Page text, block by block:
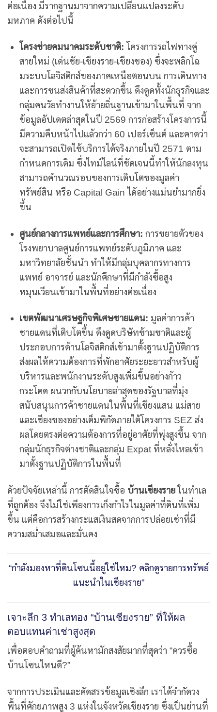
ต่อเนื่อง มีรากฐานมาจากความเปลี่ยนแปลงระดับ
มหภาค ดังต่อไปนี้
โครงข่ายคมนาคมระดับชาติ: โครงการรถไฟทางคู่
สายใหม่ (เด่นชัย-เชียงราย-เชียงของ) ซึ่งจะพลิกโฉ
มระบบโลจิสติกส์ของภาคเหนือตอนบน การเดินทาง
และการขนส่งสินค้าที่สะดวกขึ้น ดึงดูดทั้งนักธุรกิจและ
กลุ่มคนวัยทำงานให้ย้ายถิ่นฐานเข้ามาในพื้นที่ จาก
ข้อมูลอัปเดตล่าสุดในปี 2569 การก่อสร้างโครงการนี้
มีความคืบหน้าไปแล้วกว่า 60 เปอร์เซ็นต์ และคาดว่า
จะสามารถเปิดใช้บริการได้จริงภายในปี 2571 ตาม
กำหนดการเดิม ซึ่งไทม์ไลน์ที่ชัดเจนนี้ทำให้นักลงทุน
สามารถคำนวณรอบของการเติบโตของมูลค่า
ทรัพย์สิน หรือ Capital Gain ได้อย่างแม่นยำมากยิ่ง
ขึ้น
ศูนย์กลางการแพทย์และการศึกษา: การขยายตัวของ
โรงพยาบาลศูนย์การแพทย์ระดับภูมิภาค และ
มหาวิทยาลัยชั้นนำ ทำให้มีกลุ่มบุคลากรทางการ
แพทย์ อาจารย์ และนักศึกษาที่มีกำลังซื้อสูง
หมุนเวียนเข้ามาในพื้นที่อย่างต่อเนื่อง
เขตพัฒนาเศรษฐกิจพิเศษชายแดน: มูลค่าการค้า
ชายแดนที่เติบโตขึ้น ดึงดูดบริษัทข้ามชาติและผู้
ประกอบการด้านโลจิสติกส์เข้ามาตั้งฐานปฏิบัติการ
ส่งผลให้ความต้องการที่พักอาศัยระยะยาวสำหรับผู้
บริหารและพนักงานระดับสูงเพิ่มขึ้นอย่างก้าว
กระโดด ผนวกกับนโยบายล่าสุดของรัฐบาลที่มุ่ง
สนับสนุนการค้าชายแดนในพื้นที่เชียงแสน แม่สาย
และเชียงของอย่างเต็มพิกัดภายใต้โครงการ SEZ ส่ง
ผลโดยตรงต่อความต้องการที่อยู่อาศัยที่พุ่งสูงขึ้น จาก
กลุ่มนักธุรกิจต่างชาติและกลุ่ม Expat ที่หลั่งไหลเข้า
มาตั้งฐานปฏิบัติการในพื้นที่
ด้วยปัจจัยเหล่านี้ การตัดสินใจซื้อ บ้านเชียงรายในทำเล
ที่ถูกต้อง จึงไม่ใช่เพียงการเก็งกำไรในมูลค่าที่ดินที่เพิ่ม
ขึ้น แต่คือการสร้างกระแสเงินสดจากการปล่อยเช่าที่มี
ความสม่ำเสมอและมั่นคง
“กำลังมองหาที่ดินโซนนี้อยู่ใช่ไหม? คลิกดูรายการทรัพย์
แนะนำในเชียงราย”
เจาะลึก 3 ทำเลทอง “บ้านเชียงราย” ที่ให้ผล
ตอบแทนค่าเช่าสูงสุด
เพื่อตอบคำถามที่ผู้ค้นหามักสงสัยมากที่สุดว่า “ควรซื้อ
บ้านโซนไหนดี?”
จากการประเมินและคัดสรรข้อมูลเชิงลึก เราได้จำกัดวง
พื้นที่ศักยภาพสูง 3 แห่งในจังหวัดเชียงราย ซึ่งเป็นย่านที่